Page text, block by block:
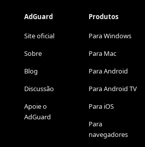
AdGuard
Site oficial
Sobre
Blog
Discussão
Apoie o
AdGuard
Produtos
Para Windows
Para Mac
Para Android
Para Android TV
Para iOS
Para
navegadores